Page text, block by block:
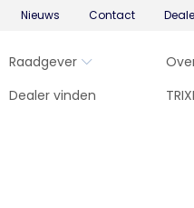
Nieuws Contact
Raadgever
Dealer vinden